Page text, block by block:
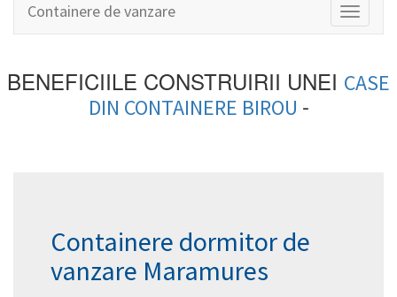
Toggle
Containere de vanzare
BENEFICIILE CONSTRUIRII UNEI CASE
DIN CONTAINERE BIROU -
Containere dormitor de
vanzare Maramures